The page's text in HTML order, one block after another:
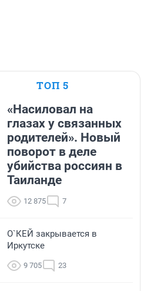
ТОП 5
«Насиловал на
глазах у связанных
родителей». Новый
поворот в деле
убийства россиян в
Таиланде
12 875 7
О`КЕЙ закрывается в
Иркутске
9 705 23